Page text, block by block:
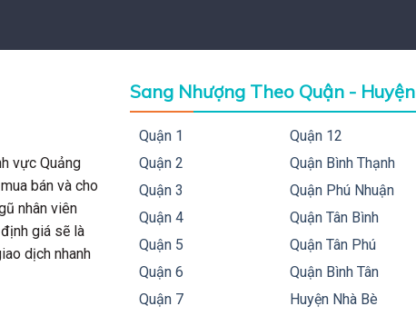
vực Quảng
bán và cho
nhân viên
giá sẽ là
dịch nhanh
Sang Nhượng Theo Quận - Huyện
Quận 1
Quận 2
Quận 3
Quận 4
Quận 5
Quận 6
Quận 7
Quận 12
Quận Bình Thạnh
Quận Phú Nhuận
Quận Tân Bình
Quận Tân Phú
Quận Bình Tân
Huyện Nhà Bè